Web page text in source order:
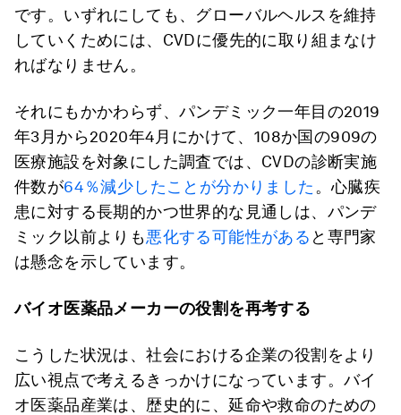
です。いずれにしても、グローバルヘルスを維持
していくためには、CVDに優先的に取り組まなけ
ればなりません。
それにもかかわらず、パンデミック一年目の2019
年3月から2020年4月にかけて、108か国の909の
医療施設を対象にした調査では、CVDの診断実施
件数が64％減少したことが分かりました 。心臓疾
患に対する長期的かつ世界的な見通しは、パンデ
ミック以前よりも悪化する可能性がある と専門家
は懸念を示しています。
バイオ医薬品メーカーの役割を再考する
こうした状況は、社会における企業の役割をより
広い視点で考えるきっかけになっています。バイ
オ医薬品産業は、歴史的に、延命や救命のための